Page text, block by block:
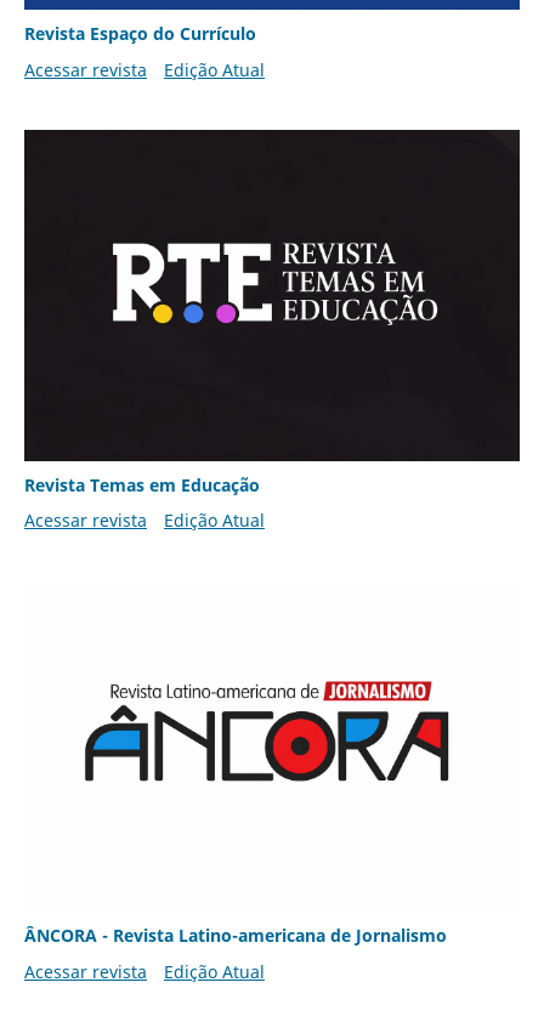
Revista Espaço do Currículo
Acessar revista
Edição Atual
Revista Temas em Educação
Acessar revista
Edição Atual
ÂNCORA - Revista Latino-americana de Jornalismo
Acessar revista
Edição Atual